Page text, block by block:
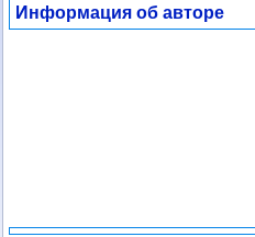
Информация об авторе